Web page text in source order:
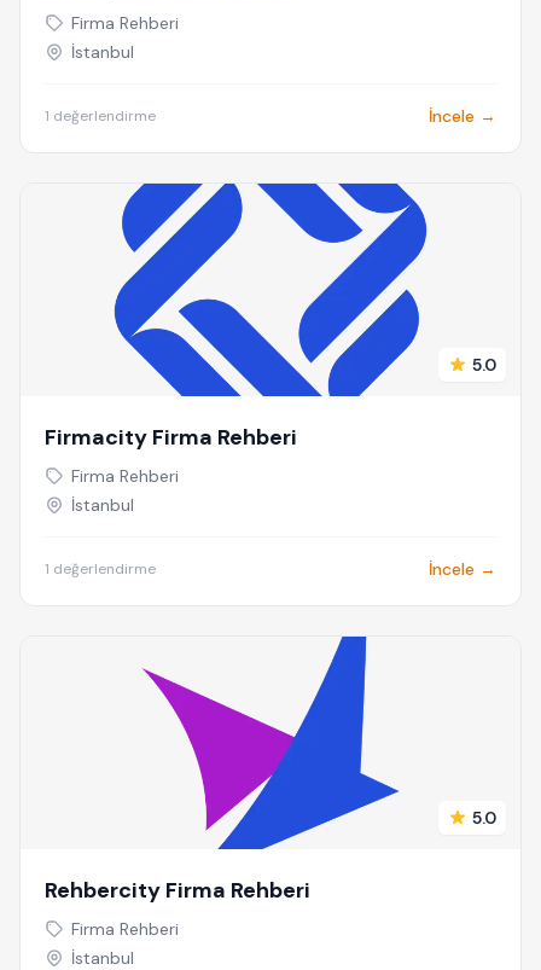
Firma Rehberi
İstanbul
1 değerlendirme İncele →
5.0
Firmacity Firma Rehberi
Firma Rehberi
İstanbul
1 değerlendirme İncele →
5.0
Rehbercity Firma Rehberi
Firma Rehberi
İstanbul